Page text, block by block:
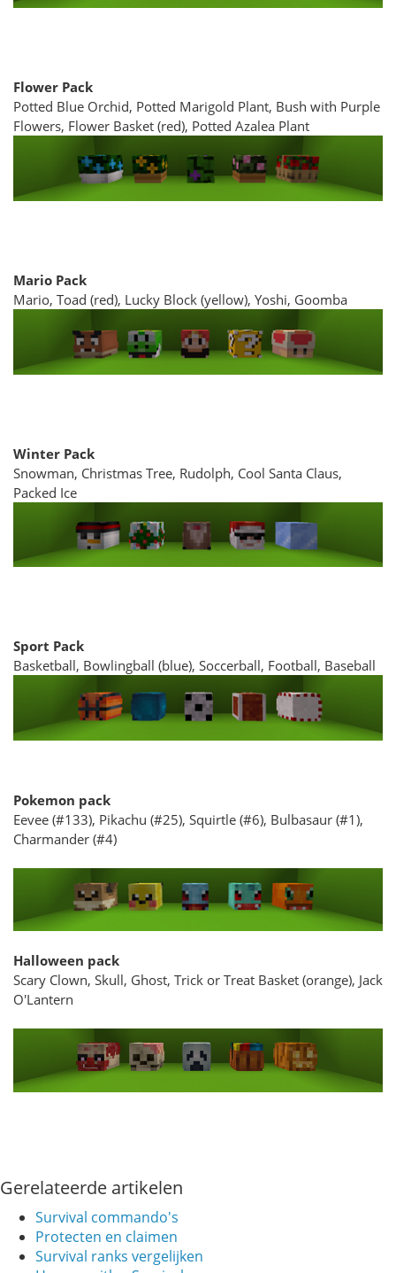
Flower Pack
Potted Blue Orchid, Potted Marigold Plant, Bush with Purple
Flowers, Flower Basket (red), Potted Azalea Plant
Mario Pack
Mario, Toad (red), Lucky Block (yellow), Yoshi, Goomba
Winter Pack
Snowman, Christmas Tree, Rudolph, Cool Santa Claus,
Packed Ice
Sport Pack
Basketball, Bowlingball (blue), Soccerball, Football, Baseball
Pokemon pack
Eevee (#133), Pikachu (#25), Squirtle (#6), Bulbasaur (#1),
Charmander (#4)
Halloween pack
Scary Clown, Skull, Ghost, Trick or Treat Basket (orange), Jack
O'Lantern
Gerelateerde artikelen
Survival commando's
Protecten en claimen
Survival ranks vergelijken